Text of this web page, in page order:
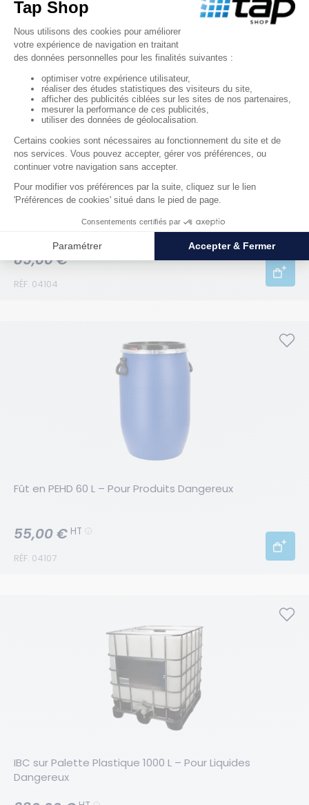
RÉF. 04103
RÉF. 04104
85,00 €
Fût en PEHD 60 L – Pour Produits Dangereux
RÉF. 04107
55,00 € HT
IBC sur Palette Plastique 1000 L – Pour Liquides
Dangereux